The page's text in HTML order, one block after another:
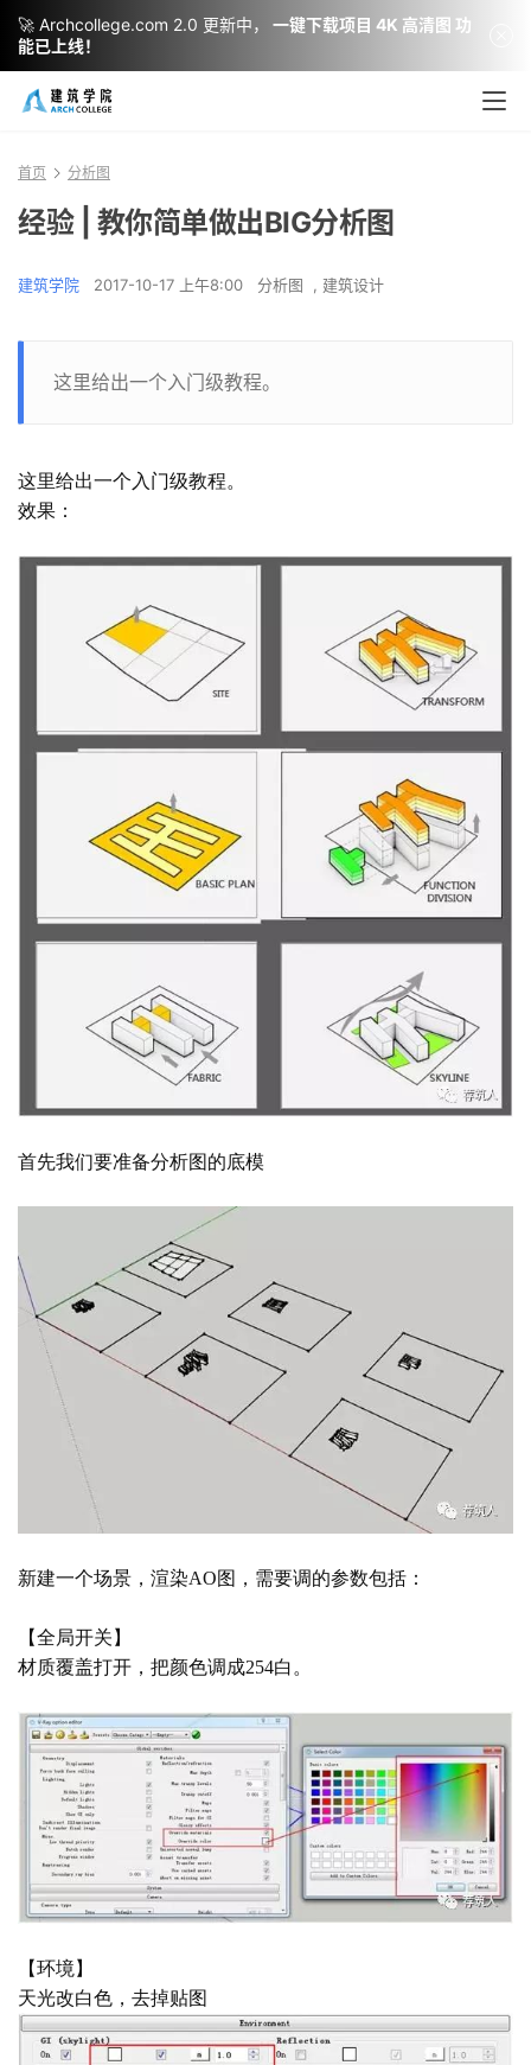
首页 分析图
经验 | 教你简单做出BIG分析图
建筑学院 2017-10-17 上午8:00 分析图 , 建筑设计
这里给出一个入门级教程。
这里给出一个入门级教程。
效果：
首先我们要准备分析图的底模
新建一个场景，渲染AO图，需要调的参数包括：
【全局开关】
材质覆盖打开，把颜色调成254白。
【环境】
天光改白色，去掉贴图
🚀 Archcollege.com 2.0 更新中，
一键下载项目 4K 高清图 功
能已上线！